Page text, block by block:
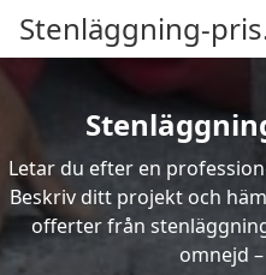
Stenläggning-
Letar du efter en
Beskriv ditt projekt och
offerter från
omnejd